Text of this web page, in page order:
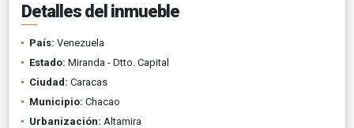
Detalles del inmueble
País: Venezuela
Estado: Miranda - Dtto. Capital
Ciudad: Caracas
Municipio: Chacao
Urbanización: Altamira